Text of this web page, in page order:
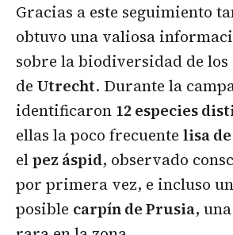
Gracias a este seguimiento
obtuvo una valiosa
sobre la biodiversidad de los
de Utrecht. Durante la
identificaron 12 especies
ellas la poco frecuente lisa
elpez áspid, observado
por primera vez, e incluso un
posible carpín de Prusia,